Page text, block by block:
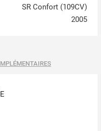
SR Confort (109CV)
2005